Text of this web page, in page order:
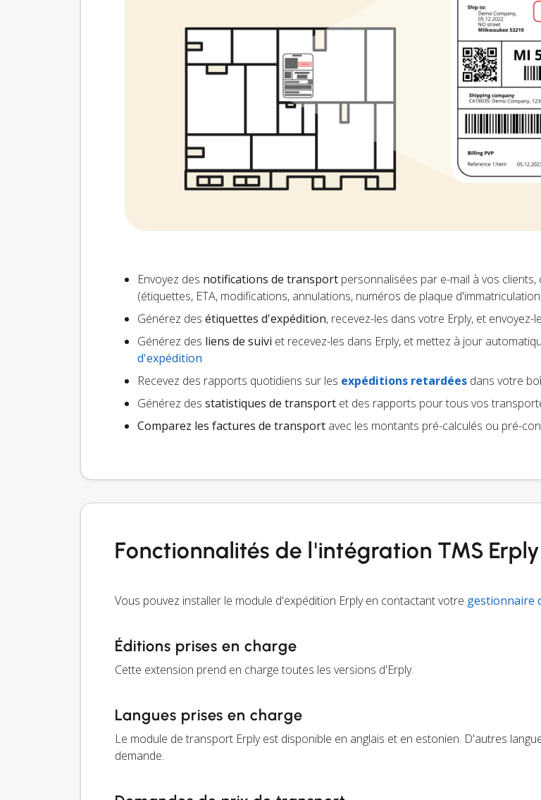
Envoyez des notifications de transport personnalisées par e-mail à vos
(étiquettes, ETA, modifications, annulations, numéros de plaque
Générez des étiquettes d'expédition, recevez-les dans votre Erply, et
Générez des liens de suivi et recevez-les dans Erply, et mettez à jour
d'expédition
Recevez des rapports quotidiens sur les expéditions retardées dans votre
Générez des statistiques de transport et des rapports pour tous vos
Comparez les factures de transport avec les montants pré-calculés ou pré-
Fonctionnalités de l'intégration TMS Erply
Vous pouvez installer le module d'expédition Erply en contactant votre gestionnaire
Éditions prises en charge
Cette extension prend en charge toutes les versions d'Erply.
Langues prises en charge
Le module de transport Erply est disponible en anglais et en estonien. D'autres
demande.